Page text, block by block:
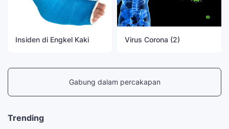
Insiden di Engkel Kaki Virus Corona (2)
Gabung dalam percakapan
Trending